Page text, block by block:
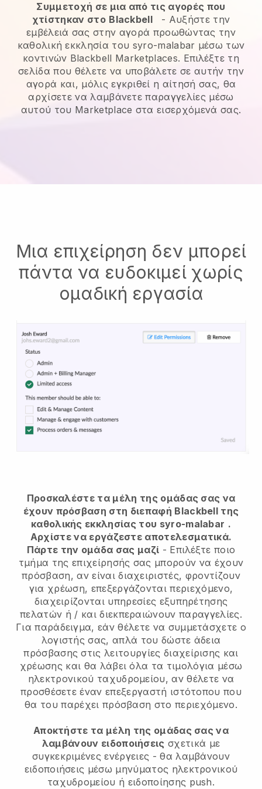
Συμμετοχή σε μια από τις αγορές που
χτίστηκαν στο Blackbell - Αυξήστε την
εμβέλειά σας στην αγορά προωθώντας την
καθολική εκκλησία του syro-malabar μέσω των
κοντινών Blackbell Marketplaces. Επιλέξτε τη
σελίδα που θέλετε να υποβάλετε σε αυτήν την
αγορά και, μόλις εγκριθεί η αίτησή σας, θα
αρχίσετε να λαμβάνετε παραγγελίες μέσω
αυτού του Marketplace στα εισερχόμενά σας.
Μια επιχείρηση δεν μπορεί
πάντα να ευδοκιμεί χωρίς
ομαδική εργασία
Προσκαλέστε τα μέλη της ομάδας σας να
έχουν πρόσβαση στη διεπαφή Blackbell της
καθολικής εκκλησίας του syro-malabar .
Αρχίστε να εργάζεστε αποτελεσματικά.
Πάρτε την ομάδα σας μαζί - Επιλέξτε ποιο
τμήμα της επιχείρησής σας μπορούν να έχουν
πρόσβαση, αν είναι διαχειριστές, φροντίζουν
για χρέωση, επεξεργάζονται περιεχόμενο,
διαχειρίζονται υπηρεσίες εξυπηρέτησης
πελατών ή / και διεκπεραιώνουν παραγγελίες.
Για παράδειγμα, εάν θέλετε να συμμετάσχετε ο
λογιστής σας, απλά του δώστε άδεια
πρόσβασης στις λειτουργίες διαχείρισης και
χρέωσης και θα λάβει όλα τα τιμολόγια μέσω
ηλεκτρονικού ταχυδρομείου, αν θέλετε να
προσθέσετε έναν επεξεργαστή ιστότοπου που
θα του παρέχει πρόσβαση στο περιεχόμενο.
Αποκτήστε τα μέλη της ομάδας σας να
λαμβάνουν ειδοποιήσεις σχετικά με
συγκεκριμένες ενέργειες - θα λαμβάνουν
ειδοποιήσεις μέσω μηνύματος ηλεκτρονικού
ταχυδρομείου ή ειδοποίησης push.